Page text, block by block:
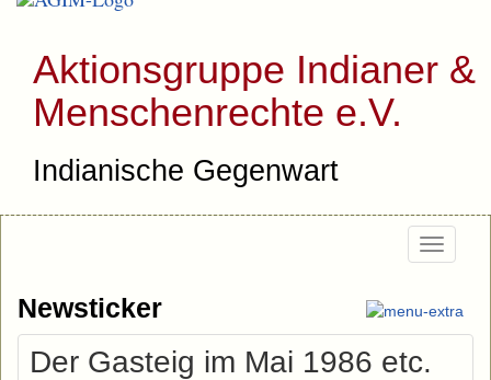
Aktionsgruppe Indianer &
Menschenrechte e.V.
Indianische Gegenwart
Newsticker
Der Gasteig im Mai 1986 etc.